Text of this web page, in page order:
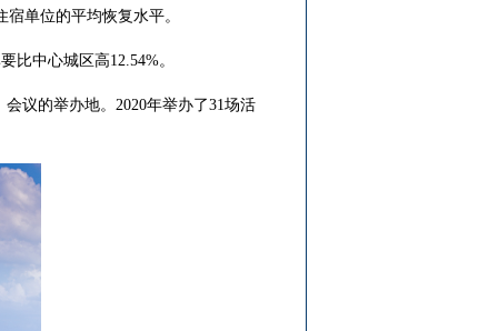
单位的平均恢复水平。
中心城区高12.54%。
议的举办地。2020年举办了31场活